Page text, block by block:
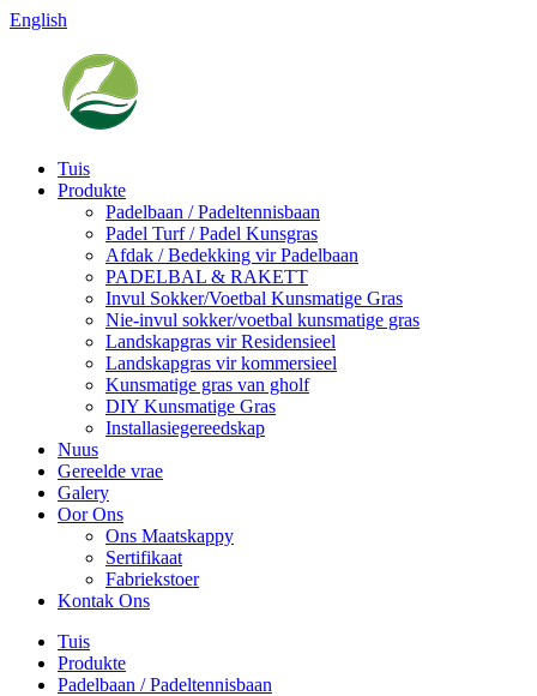
English
Tuis
Produkte
Padelbaan / Padeltennisbaan
Padel Turf / Padel Kunsgras
Afdak / Bedekking vir Padelbaan
PADELBAL & RAKETT
Invul Sokker/Voetbal Kunsmatige Gras
Nie-invul sokker/voetbal kunsmatige gras
Landskapgras vir Residensieel
Landskapgras vir kommersieel
Kunsmatige gras van gholf
DIY Kunsmatige Gras
Installasiegereedskap
Nuus
Gereelde vrae
Galery
Oor Ons
Ons Maatskappy
Sertifikaat
Fabriekstoer
Kontak Ons
Tuis
Produkte
Padelbaan / Padeltennisbaan